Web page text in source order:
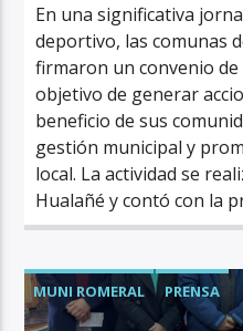
En una significativa
deportivo, las comunas
firmaron un convenio
objetivo de generar
beneficio de sus
gestión municipal y
local. La actividad se
Hualañé y contó con la
MUNI ROMERAL PRENSA